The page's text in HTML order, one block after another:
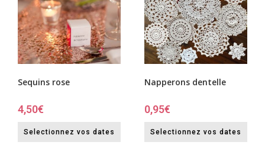
Sequins rose
4,50€
Selectionnez vos dates
Napperons dentelle
0,95€
Selectionnez vos dates